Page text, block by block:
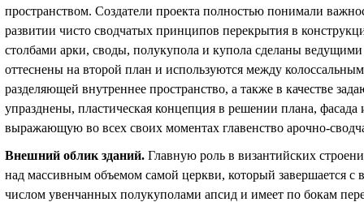
пространством. Создатели проекта полностью понимали
развитии чисто сводчатых принципов перекрытия в
столбами арки, своды, полукупола и купола сделаны
оттеснены на второй план и используются между
разделяющей внутреннее пространство, а также в качестве
упразднены, пластическая концепция в решении плана,
выражающую во всех своих моментах главенство арочно-
Внешний облик зданий. Главную роль в византийских
над массивным объемом самой церкви, который завершается с
числом увенчанных полукуполами апсид и имеет по бокам